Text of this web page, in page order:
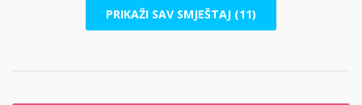
PRIKAŽI SAV SMJEŠTAJ (11)